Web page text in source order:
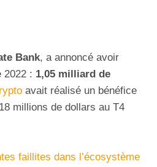
Bank, a annoncé avoir
2022 : 1,05 milliard de
avait réalisé un bénéfice
millions de dollars au T4
faillites dans l’écosystème